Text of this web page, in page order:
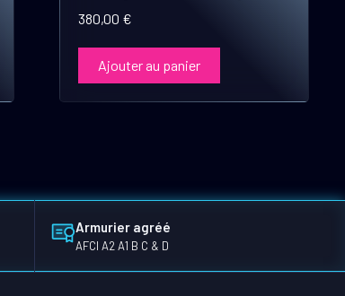
380,00 €
Ajouter au panier
Armurier agréé
AFCI A2 A1 B C & D